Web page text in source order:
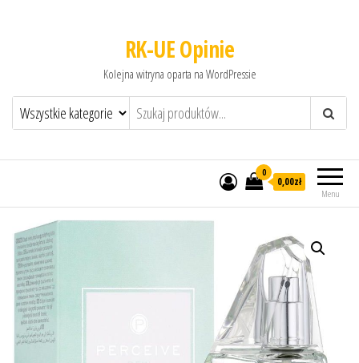
RK-UE Opinie
Kolejna witryna oparta na WordPressie
Menu
0
0,00zł